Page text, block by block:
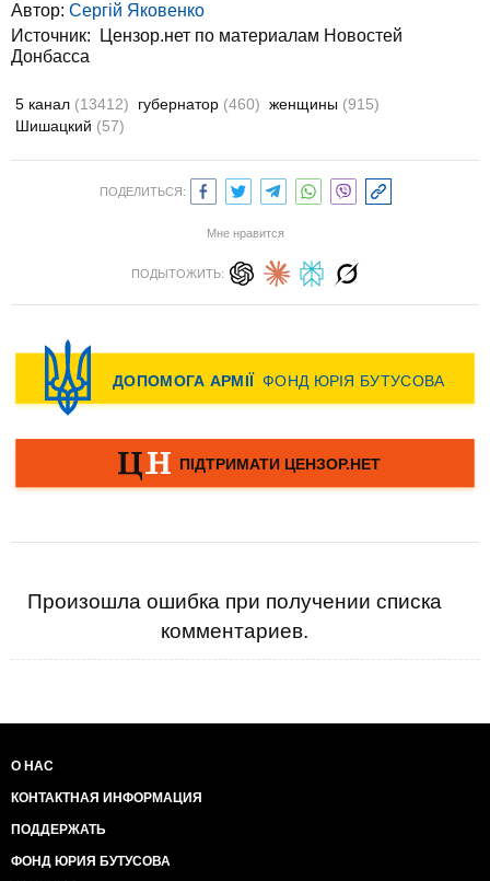
Автор: Сергій Яковенко
Источник:
Цензор.нет по материалам Новостей
Донбасса
5 канал (13412) губернатор (460) женщины (915)
Шишацкий (57)
ПОДЕЛИТЬСЯ:
Мне нравится
ПОДЫТОЖИТЬ:
Произошла ошибка при получении списка
комментариев.
О НАС
КОНТАКТНАЯ ИНФОРМАЦИЯ
ПОДДЕРЖАТЬ
ФОНД ЮРИЯ БУТУСОВА